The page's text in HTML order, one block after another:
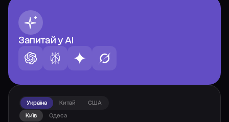
Запитай у AI
Україна Китай
США
Київ
Одеса